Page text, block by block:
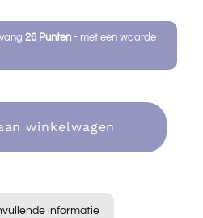
26 Punten - met een waarde
winkelwagen
informatie